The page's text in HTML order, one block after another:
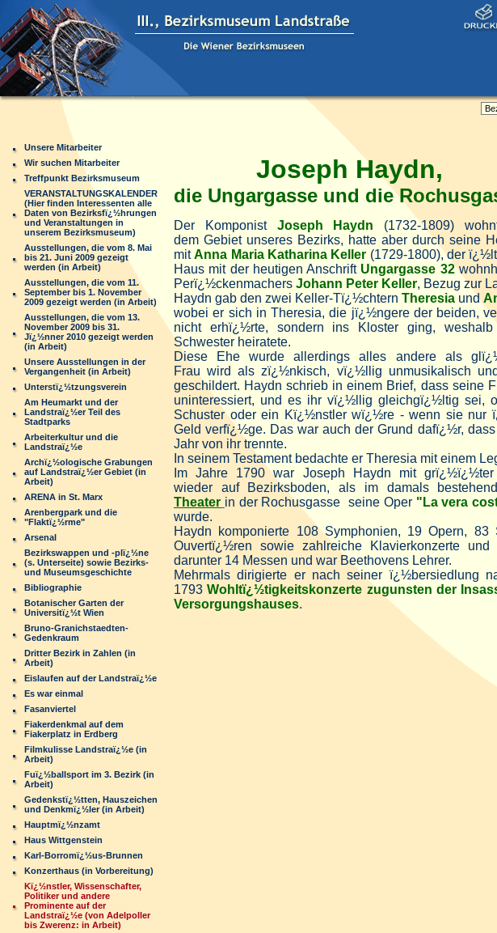
Unsere Mitarbeiter
Wir suchen Mitarbeiter
Treffpunkt Bezirksmuseum
VERANSTALTUNGSKALENDER
(Hier finden Interessenten alle
Daten von Bezirksfï¿½hrungen
und Veranstaltungen in
unserem Bezirksmuseum)
Ausstellungen, die vom 8. Mai
bis 21. Juni 2009 gezeigt
werden (in Arbeit)
Ausstellungen, die vom 11.
September bis 1. November
2009 gezeigt werden (in Arbeit)
Ausstellungen, die vom 13.
November 2009 bis 31.
Jï¿½nner 2010 gezeigt werden
(in Arbeit)
Unsere Ausstellungen in der
Vergangenheit (in Arbeit)
Unterstï¿½tzungsverein
Am Heumarkt und der
Landstraï¿½er Teil des
Stadtparks
Arbeiterkultur und die
Landstraï¿½e
Archï¿½ologische Grabungen
auf Landstraï¿½er Gebiet (in
Arbeit)
ARENA in St. Marx
Arenbergpark und die
"Flaktï¿½rme"
Arsenal
Bezirkswappen und -plï¿½ne
(s. Unterseite) sowie Bezirks-
und Museumsgeschichte
Bibliographie
Botanischer Garten der
Universitï¿½t Wien
Bruno-Granichstaedten-
Gedenkraum
Dritter Bezirk in Zahlen (in
Arbeit)
Eislaufen auf der Landstraï¿½e
Es war einmal
Fasanviertel
Fiakerdenkmal auf dem
Fiakerplatz in Erdberg
Filmkulisse Landstraï¿½e (in
Arbeit)
Fuï¿½ballsport im 3. Bezirk (in
Arbeit)
Gedenkstï¿½tten, Hauszeichen
und Denkmï¿½ler (in Arbeit)
Hauptmï¿½nzamt
Haus Wittgenstein
Karl-Borromï¿½us-Brunnen
Konzerthaus (in Vorbereitung)
Kï¿½nstler, Wissenschafter,
Politiker und andere
Prominente auf der
Landstraï¿½e (von Adelpoller
bis Zwerenz: in Arbeit)
Joseph Haydn,
die Ungargasse und die
Der Komponist Joseph Haydn (1732-1809)
dem Gebiet unseres Bezirks, hatte aber durch seine
mitAnna Maria Katharina Keller (1729-1800), der
Haus mit der heutigen Anschrift Ungargasse 32
Perï¿½ckenmachers Johann Peter Keller, Bezug zur
Haydn gab den zwei Keller-Tï¿½chtern Theresia und
wobei er sich in Theresia, die jï¿½ngere der beiden,
nicht erhï¿½rte, sondern ins Kloster ging,
Schwester heiratete.
Diese Ehe wurde allerdings alles andere als
Frau wird als zï¿½nkisch, vï¿½llig unmusikalisch
geschildert. Haydn schrieb in einem Brief, dass seine
uninteressiert, und es ihr vï¿½llig gleichgï¿½ltig sei,
Schuster oder ein Kï¿½nstler wï¿½re - wenn sie nur
Geld verfï¿½ge. Das war auch der Grund dafï¿½r,
Jahr von ihr trennte.
In seinem Testament bedachte er Theresia mit einem
Im Jahre 1790 war Joseph Haydn mit grï¿½ï¿½ter
wieder auf Bezirksboden, als im damals
Theater in der Rochusgasse seine Oper "La vera
wurde.
Haydn komponierte 108 Symphonien, 19 Opern, 83
Ouvertï¿½ren sowie zahlreiche Klavierkonzerte
darunter 14 Messen und war Beethovens Lehrer.
Mehrmals dirigierte er nach seiner ï¿½bersiedlung
1793Wohltï¿½tigkeitskonzerte zugunsten der
Versorgungshauses.